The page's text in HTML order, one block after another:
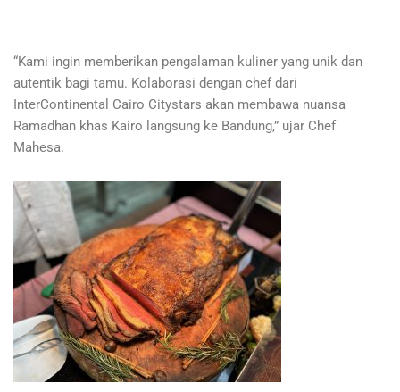
“Kami ingin memberikan pengalaman kuliner yang unik dan
autentik bagi tamu. Kolaborasi dengan chef dari
InterContinental Cairo Citystars akan membawa nuansa
Ramadhan khas Kairo langsung ke Bandung,” ujar Chef
Mahesa.